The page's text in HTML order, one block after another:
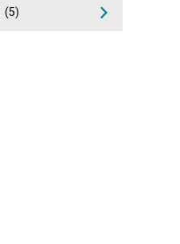
(5)